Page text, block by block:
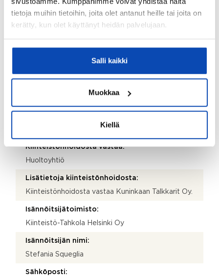
tietoja muihin tietoihin, joita olet antanut heille tai joita on
kerätty, kun olet käyttänyt heidän palvelujaan.
Salli kaikki
Muokkaa
Kiellä
Irtaimisto.
092-074-206-4 ja 092-074-206-3
Kiinteistönhoidosta vastaa:
Huoltoyhtiö
Lisätietoja kiinteistönhoidosta:
Kiinteistönhoidosta vastaa Kuninkaan Talkkarit Oy.
Isännöitsijätoimisto:
Kiinteistö-Tahkola Helsinki Oy
Isännöitsijän nimi:
Stefania Squeglia
Sähköposti: